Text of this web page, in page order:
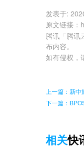
发表于:
原文链接 ：
腾讯「腾讯
布内容。
如有侵权，
上一篇：新
下一篇：
相关快